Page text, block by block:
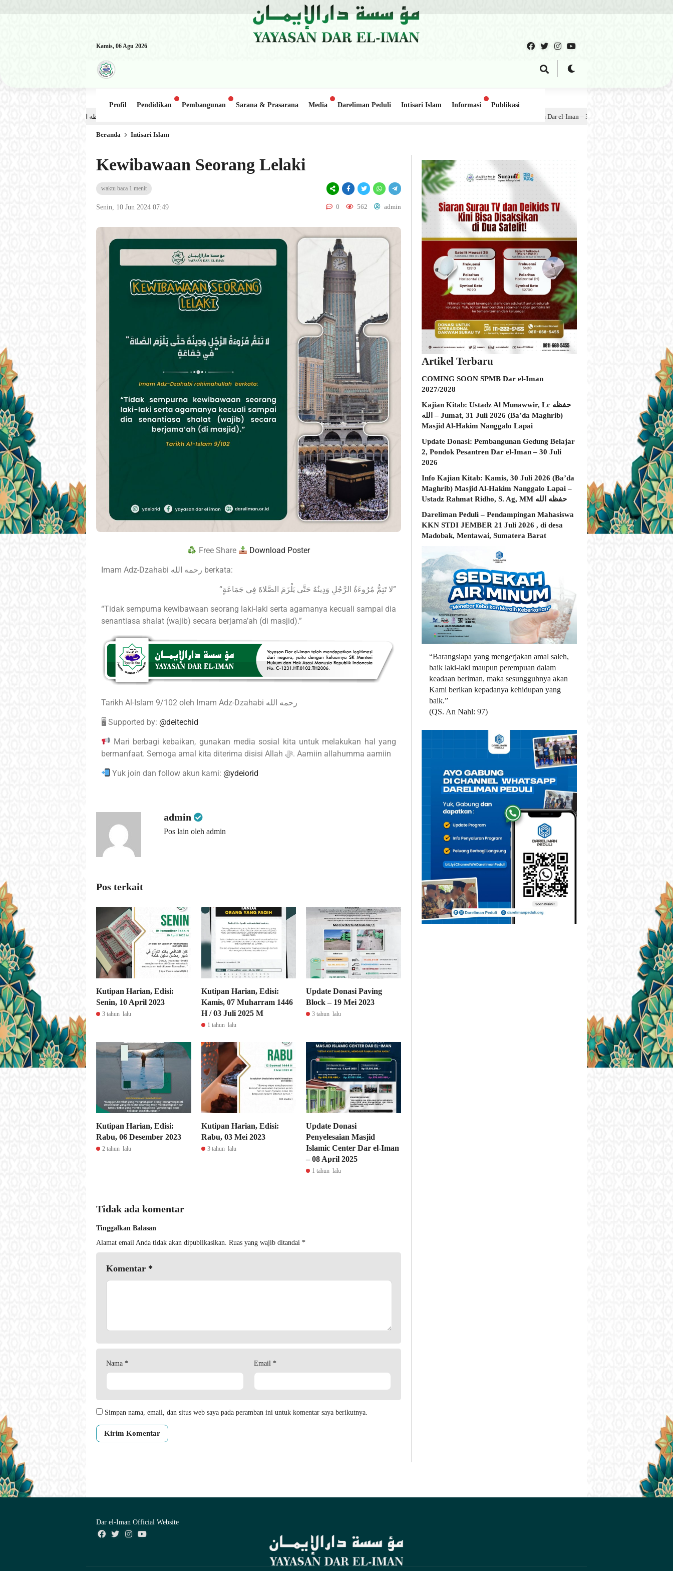
Kamis, 06 Agu 2026
Profil Pendidikan Pembangunan Sarana & Prasarana Media Dareliman Peduli Intisari Islam Informasi
Publikasi
Kajian Kitab: Ustadz Al Munawwir, Lc حفظه الله – Jumat, 31 Juli 2026 (Ba’da Maghrib) Masjid Al-Hakim Nanggalo Lapai
Update Donasi: Pembangunan Gedung Belajar 2, Pondok Pesantren Dar el-Iman – 30 Juli 2026 1 minggu lalu
Beranda Intisari Islam
Kewibawaan Seorang Lelaki
waktu baca 1 menit
Senin, 10 Jun 2024 07:49 0 562 admin
Free Share Download Poster
Imam Adz-Dzahabi رحمه الله berkata:
“‌لا ‌تَتِمُّ ‌مُرُوءَةُ ‌الرَّجُلِ ‌وَدِينُهُ حَتَّى يَلْزَمَ الصَّلاةَ فِي جَمَاعَةٍ”
“Tidak sempurna kewibawaan seorang laki-laki serta agamanya kecuali sampai dia
senantiasa shalat (wajib) secara berjama’ah (di masjid).”
Tarikh Al-Islam 9/102 oleh Imam Adz-Dzahabi رحمه الله
🖥 Supported by: @deitechid
Mari berbagi kebaikan, gunakan media sosial kita untuk melakukan hal yang
bermanfaat. Semoga amal kita diterima disisi Allah ﷻ. Aamiin allahumma aamiin
Yuk join dan follow akun kami: @ydeiorid
admin
Pos lain oleh admin
Pos terkait
Kutipan Harian, Edisi:
Senin, 10 April 2023
3 tahun lalu
Kutipan Harian, Edisi:
Kamis, 07 Muharram 1446
H / 03 Juli 2025 M
1 tahun lalu
Update Donasi Paving
Block – 19 Mei 2023
3 tahun lalu
Kutipan Harian, Edisi:
Rabu, 06 Desember 2023
2 tahun lalu
Kutipan Harian, Edisi:
Rabu, 03 Mei 2023
3 tahun lalu
Update Donasi
Penyelesaian Masjid
Islamic Center Dar el-Iman
– 08 April 2025
1 tahun lalu
Tidak ada komentar
Tinggalkan Balasan
Alamat email Anda tidak akan dipublikasikan. Ruas yang wajib ditandai *
Komentar *
Nama * Email *
Simpan nama, email, dan situs web saya pada peramban ini untuk komentar saya berikutnya.
Artikel Terbaru
COMING SOON SPMB Dar el-Iman
2027/2028
Kajian Kitab: Ustadz Al Munawwir, Lc حفظه
الله – Jumat, 31 Juli 2026 (Ba’da Maghrib)
Masjid Al-Hakim Nanggalo Lapai
Update Donasi: Pembangunan Gedung Belajar
2, Pondok Pesantren Dar el-Iman – 30 Juli
2026
Info Kajian Kitab: Kamis, 30 Juli 2026 (Ba’da
Maghrib) Masjid Al-Hakim Nanggalo Lapai –
Ustadz Rahmat Ridho, S. Ag, MM حفظه الله
Dareliman Peduli – Pendampingan Mahasiswa
KKN STDI JEMBER 21 Juli 2026 , di desa
Madobak, Mentawai, Sumatera Barat
“Barangsiapa yang mengerjakan amal saleh,
baik laki-laki maupun perempuan dalam
keadaan beriman, maka sesungguhnya akan
Kami berikan kepadanya kehidupan yang
baik.”
(QS. An Nahl: 97)
Dar el-Iman Official Website